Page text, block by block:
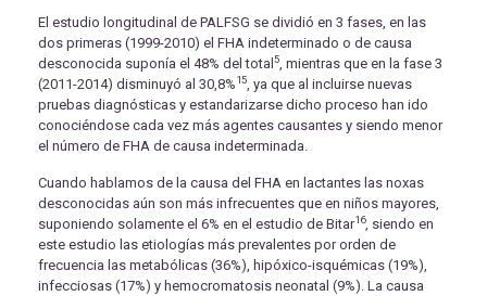
El estudio longitudinal de PALFSG se dividió en 3 fases, en las
dos primeras (1999-2010) el FHA indeterminado o de causa
desconocida suponía el 48% del total 5 , mientras que en la fase 3
(2011-2014) disminuyó al 30,8%15 , ya que al incluirse nuevas
pruebas diagnósticas y estandarizarse dicho proceso han ido
conociéndose cada vez más agentes causantes y siendo menor
el número de FHA de causa indeterminada.
Cuando hablamos de la causa del FHA en lactantes las noxas
desconocidas aún son más infrecuentes que en niños mayores,
suponiendo solamente el 6% en el estudio de Bitar16, siendo en
este estudio las etiologías más prevalentes por orden de
frecuencia las metabólicas (36%), hipóxico-isquémicas (19%),
infecciosas (17%) y hemocromatosis neonatal (9%). La causa